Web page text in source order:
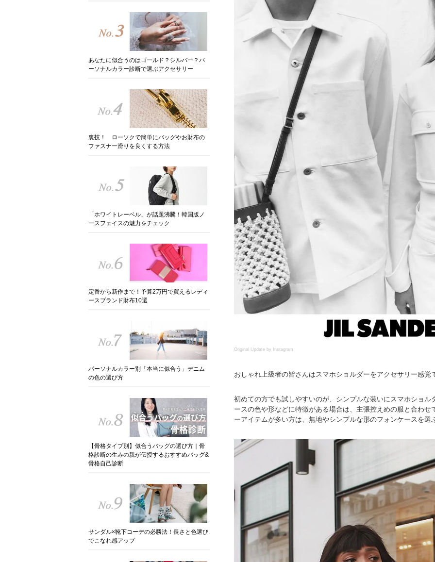
あなたに似合うのはゴールド？シルバー？パ
ーソナルカラー診断で選ぶアクセサリー
裏技！ ローソクで簡単にバッグやお財布の
ファスナー滑りを良くする方法
「ホワイトレーベル」が話題沸騰！韓国版ノ
ースフェイスの魅力をチェック
定番から新作まで！予算2万円で買えるレディ
ースブランド財布10選
パーソナルカラー別「本当に似合う」デニム
の色の選び方
【骨格タイプ別】似合うバッグの選び方｜骨
格診断の生みの親が伝授するおすすめバッグ&
骨格自己診断
サンダル×靴下コーデの必勝法！長さと色選び
でこなれ感アップ
Original Update by Instagram
おしゃれ上級者の皆さんはスマホショルダーをアクセサリー感覚
初めての方でも試しやすいのが、シンプルな装いにスマホショ
ースの色や形などに特徴がある場合は、主張控えめの服と合わ
ーアイテムが多い方は、無地やシンプルな形のフォンケースを